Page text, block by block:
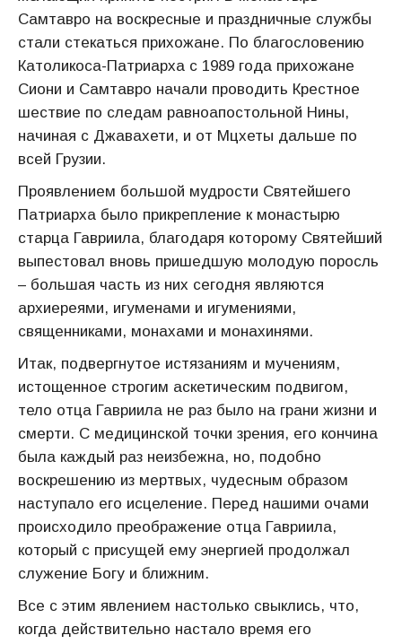
Самтавро на воскресные и праздничные службы
стали стекаться прихожане. По благословению
Католикоса-Патриарха с 1989 года прихожане
Сиони и Самтавро начали проводить Крестное
шествие по следам равноапостольной Нины,
начиная с Джавахети, и от Мцхеты дальше по
всей Грузии.
Проявлением большой мудрости Святейшего
Патриарха было прикрепление к монастырю
старца Гавриила, благодаря которому Святейший
выпестовал вновь пришедшую молодую поросль
– большая часть из них сегодня являются
архиереями, игуменами и игумениями,
священниками, монахами и монахинями.
Итак, подвергнутое истязаниям и мучениям,
истощенное строгим аскетическим подвигом,
тело отца Гавриила не раз было на грани жизни и
смерти. С медицинской точки зрения, его кончина
была каждый раз неизбежна, но, подобно
воскрешению из мертвых, чудесным образом
наступало его исцеление. Перед нашими очами
происходило преображение отца Гавриила,
который с присущей ему энергией продолжал
служение Богу и ближним.
Все с этим явлением настолько свыклись, что,
когда действительно настало время его